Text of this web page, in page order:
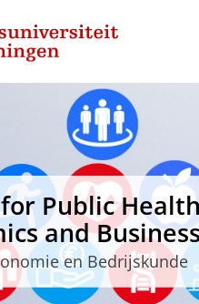
Public
and
en Bedrijskunde